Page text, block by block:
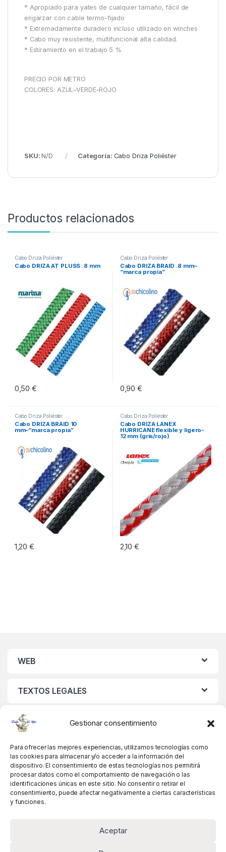
Gestionar consentimiento
Para ofrecer las mejores experiencias, utilizamos tecnologías como
las cookies para almacenar y/o acceder a la información del
dispositivo. El consentimiento de estas tecnologías nos permitirá
procesar datos como el comportamiento de navegación o las
identificaciones únicas en este sitio. No consentir o retirar el
consentimiento, puede afectar negativamente a ciertas características
y funciones.
Aceptar
* Apropiado para yates de cualquier tamaño, fácil de
engarzar con cable termo-fijado
* Extremadamente duradero incluso utilizado en winches
* Cabo muy resistente, multifuncional alta calidad.
* Estiramiento en el trabajo 5 %
PRECIO POR METRO
COLORES: AZUL–VERDE–ROJO
SKU:N/D Categoría: Cabo Driza Poliéster
Productos relacionados
Cabo Driza Poliéster
Cabo DRIZA AT PLUSS .8 mm
0,50€
Este producto tiene múltiples variantes. Las opciones se pueden
Cabo Driza Poliéster
Cabo DRIZA BRAID .8 mm–
“marca propia”
0,90€
Este producto tiene múltiples
Cabo Driza Poliéster
Cabo DRIZA BRAID 10
mm–“marca propia”
1,20€
Cabo Driza Poliéster
Cabo DRIZA LANEX
HURRICANE flexible y ligero-
12 mm (gris/rojo)
2,10€
WEB
TEXTOS LEGALES
MIS DATOS